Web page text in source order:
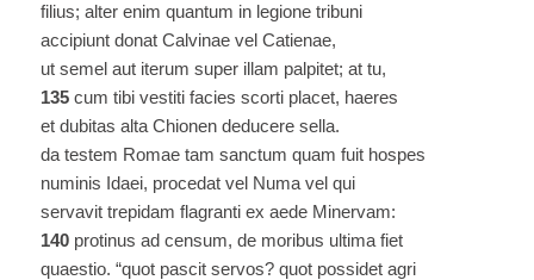
filius; alter enim quantum in legione tribuni
accipiunt donat Calvinae vel Catienae,
ut semel aut iterum super illam palpitet; at tu,
135cum tibi vestiti facies scorti placet, haeres
et dubitas alta Chionen deducere sella.
da testem Romae tam sanctum quam fuit hospes
numinis Idaei, procedat vel Numa vel qui
servavit trepidam flagranti ex aede Minervam:
140protinus ad censum, de moribus ultima fiet
quaestio. “quot pascit servos? quot possidet agri